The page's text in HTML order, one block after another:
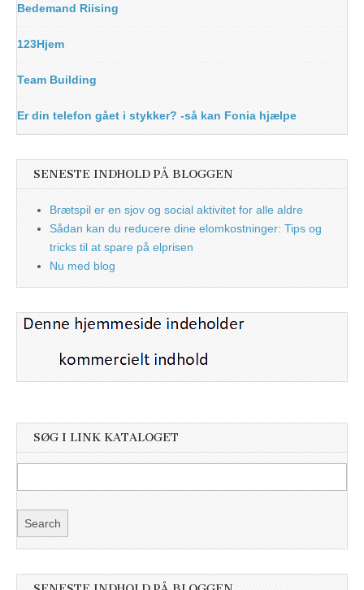
Bedemand Riising
123Hjem
Team Building
Er din telefon gået i stykker? -så kan Fonia hjælpe
SENESTE INDHOLD PÅ BLOGGEN
Brætspil er en sjov og social aktivitet for alle aldre
Sådan kan du reducere dine elomkostninger: Tips og
tricks til at spare på elprisen
Nu med blog
SØG I LINK KATALOGET